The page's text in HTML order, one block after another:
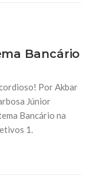
Bancário
Por Akbar
Júnior
Bancário na
1.